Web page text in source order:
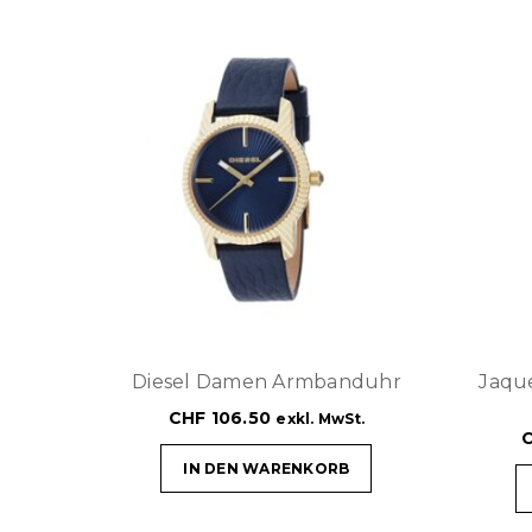
Diesel Damen Armbanduhr
CHF 106.50 exkl. MwSt.
IN DEN WARENKORB